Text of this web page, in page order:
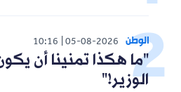
الوطن 05-08-2026
10:16
"ما هكذا تمنينا أن
الوزير!"